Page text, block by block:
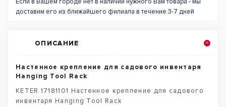
доставим его из ближайшего филиала в течение 3-7 дней
ОПИСАНИЕ
Настенное крепление для садового инвентаря
Hanging Tool Rack
KETER 17181101 Настенное крепление для садового
инвентаря Hanging Tool Rack